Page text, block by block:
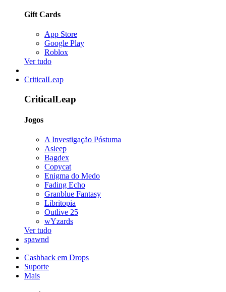
Gift Cards
App Store
Google Play
Roblox
Ver tudo
CriticalLeap
CriticalLeap
Jogos
A Investigação Póstuma
Asleep
Bagdex
Copycat
Enigma do Medo
Fading Echo
Granblue Fantasy
Libritopia
Outlive 25
wYzards
Ver tudo
spawnd
Cashback em Drops
Suporte
Mais